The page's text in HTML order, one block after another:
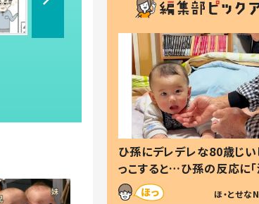
ひ孫にデレデレな80歳じい
っこすると…ひ孫の反応に
した」「可愛くて仕方ない」
ほ・とせな